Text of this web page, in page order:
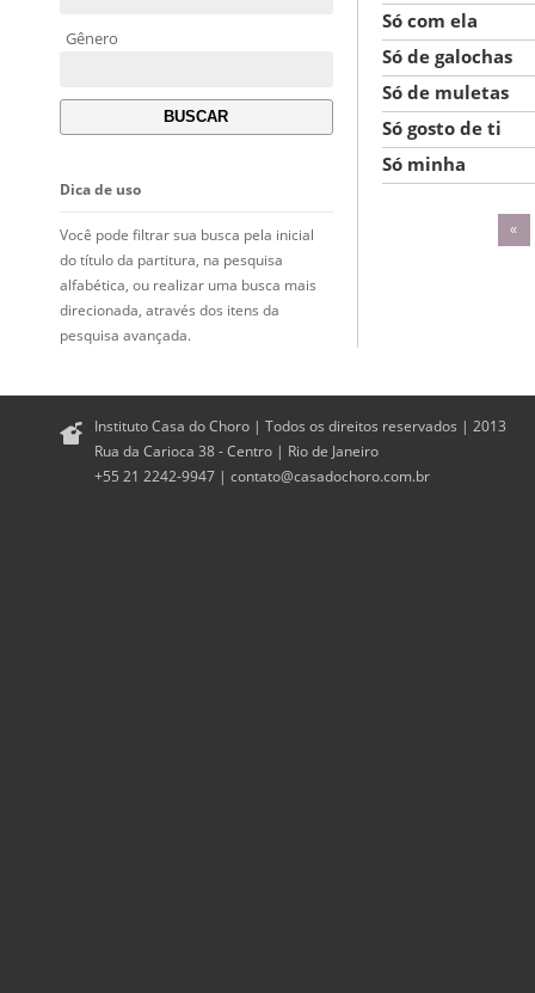
Gênero
Dica de uso
Você pode filtrar sua busca pela inicial
do título da partitura, na pesquisa
alfabética, ou realizar uma busca mais
direcionada, através dos itens da
pesquisa avançada.
Só com ela
Só de galochas
Só de muletas
Só gosto de ti
Só minha
«
Instituto Casa do Choro | Todos os direitos reservados | 2013
Rua da Carioca 38 - Centro | Rio de Janeiro
+55 21 2242-9947 | contato@casadochoro.com.br